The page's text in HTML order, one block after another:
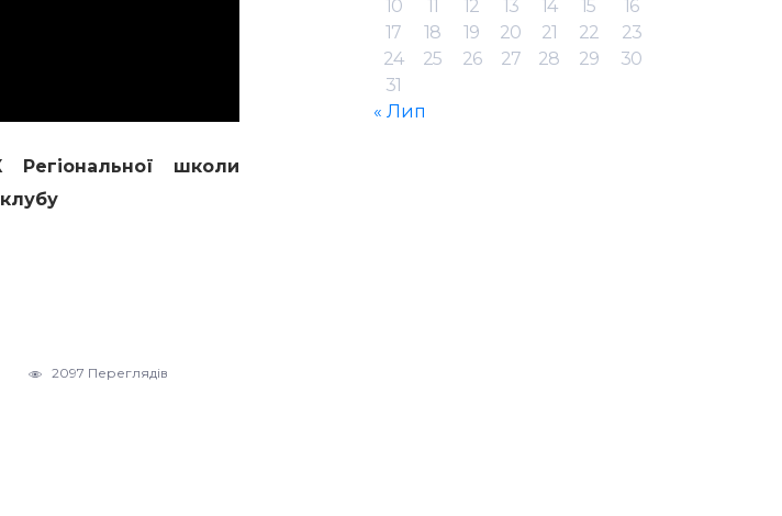
Регіональної школи
2097 Переглядів
10
11 12 13 14 15
16
17
18 19 20 21 22
23
24
25 26 27 28 29
30
31
« Лип